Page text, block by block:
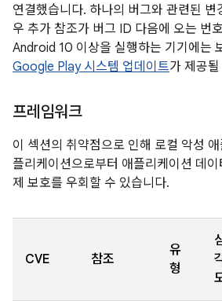
연결했습니다. 하나의 버그와 관련된 변
우 추가 참조가 버그 ID 다음에 오는 번
Android 10 이상을 실행하는 기기에는
Google Play 시스템 업데이트가 제공
프레임워크
이 섹션의 취약점으로 인해 로컬 악성
플리케이션으로부터 애플리케이션 데
제 보호를 우회할 수 있습니다.
CVE 참조
유
형